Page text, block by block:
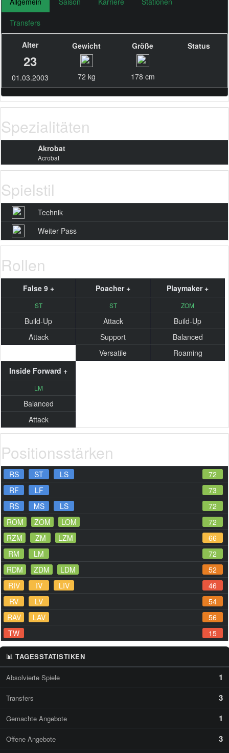
Transfers
Alter
23
01.03.2003
Gewicht
72 kg
Größe
178 cm
Status
Spezialitäten
Akrobat
Acrobat
Spielstil
Technik
Weiter Pass
Rollen
False 9 +
ST
Build-Up
Attack
Poacher +
ST
Attack
Support
Versatile
Playmaker +
ZOM
Build-Up
Balanced
Roaming
Inside Forward +
LM
Balanced
Attack
Positionsstärken
RS ST LS
72
RF
LF
73
RS
MS LS
72
ROM
ZOM LOM
72
RZM
ZM LZM
66
RM
LM
72
RDM
ZDM LDM
52
RIV
IV LIV
46
RV
LV
54
RAV
LAV
56
TW
15
📊 TAGESSTATISTIKEN
Absolvierte Spiele 1
Transfers 3
Gemachte Angebote 1
Offene Angebote 3